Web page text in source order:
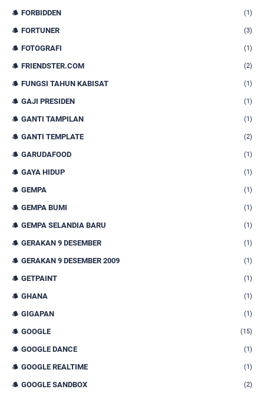
FORBIDDEN (1)
FORTUNER (3)
FOTOGRAFI (1)
FRIENDSTER.COM (2)
FUNGSI TAHUN KABISAT (1)
GAJI PRESIDEN (1)
GANTI TAMPILAN (1)
GANTI TEMPLATE (2)
GARUDAFOOD (1)
GAYA HIDUP (1)
GEMPA (1)
GEMPA BUMI (1)
GEMPA SELANDIA BARU (1)
GERAKAN 9 DESEMBER (1)
GERAKAN 9 DESEMBER 2009 (1)
GETPAINT (1)
GHANA (1)
GIGAPAN (1)
GOOGLE (15)
GOOGLE DANCE (1)
GOOGLE REALTIME (1)
GOOGLE SANDBOX (2)